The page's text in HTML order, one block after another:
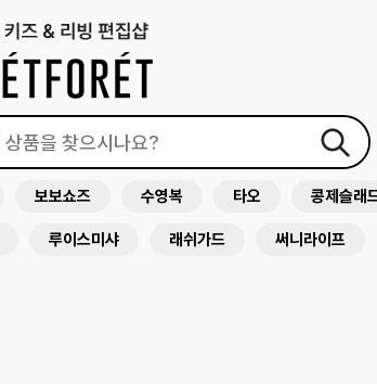
보보쇼즈 수영복 타오 콩제슬래
루이스미샤 래쉬가드 써니라이프